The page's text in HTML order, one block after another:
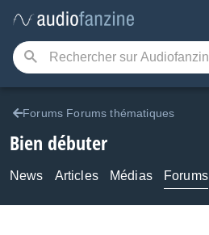
Forums Forums thématiques
Bien débuter
News Articles Médias Forums